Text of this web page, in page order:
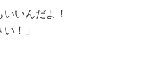
いんだよ！
！」